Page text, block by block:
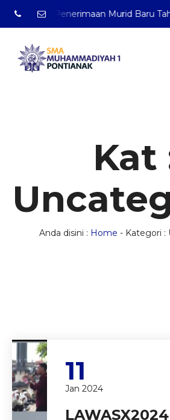
Penerimaan Murid Baru Tahun
Kat
Anda disini : Home - Kategori :
11
Jan 2024